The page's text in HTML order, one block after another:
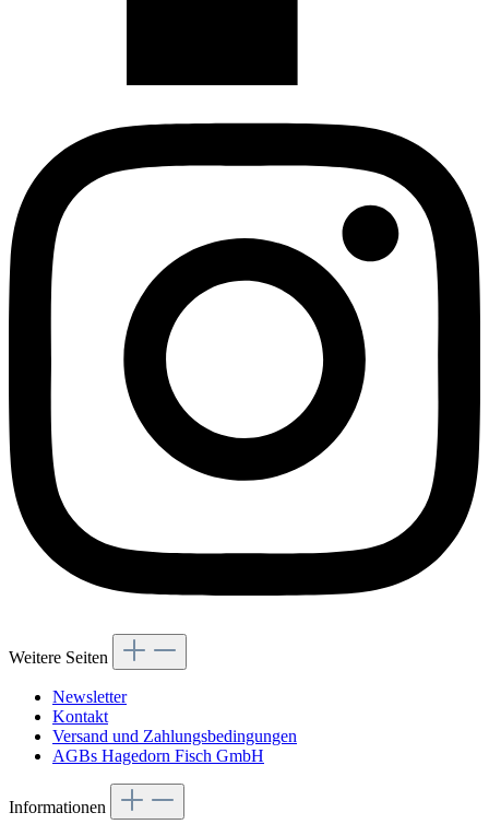
Weitere Seiten
Newsletter
Kontakt
Versand und Zahlungsbedingungen
AGBs Hagedorn Fisch GmbH
Informationen